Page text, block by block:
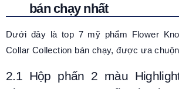
bán chạy nhất
Dưới đây là top 7 mỹ phẩm Flower
Collar Collection bán chạy, được ưa
2.1 Hộp phấn 2 màu